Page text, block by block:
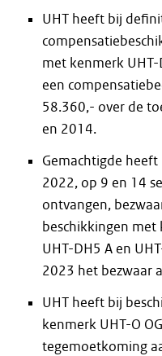
UHT heeft bij
met kenmerk
een
58.360,- over de
en 2014.
Gemachtigde
2022, op 9 en 14
ontvangen,
beschikkingen met
UHT-DH5 A en
2023 het bezwaar
UHT heeft bij
kenmerk UHT-O
tegemoetkoming